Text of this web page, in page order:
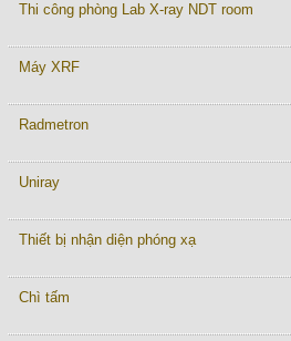
Thi công phòng Lab X-ray NDT room
Máy XRF
Radmetron
Uniray
Thiết bị nhận diện phóng xạ
Chì tấm